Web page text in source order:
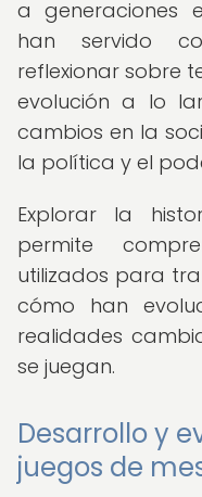
a generaciones
han servido
reflexionar sobre
evolución a lo
cambios en la
la política y el
Explorar la
permite
utilizados para
cómo han
realidades
se juegan.
Desarrollo y
juegos de